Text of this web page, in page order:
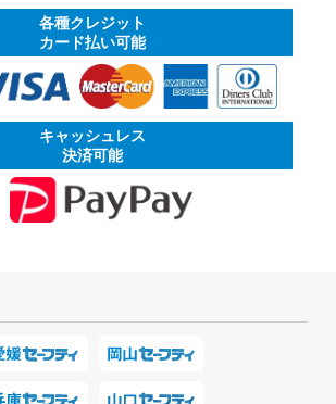
各種クレジット
カード払い可能
キャッシュレス
決済可能